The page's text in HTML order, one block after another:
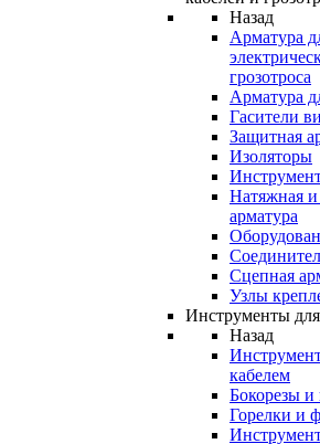
Назад
Арматура
грозотроса
Арматура
Гасители
Защитная
Изоляторы
Натяжная
арматура
Сцепная
Узлы
Инструменты
Назад
кабелем
Бокорезы и
Горелки и